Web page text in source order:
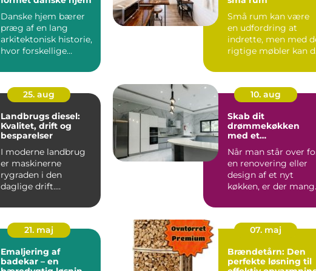
Danske hjem bærer
præg af en lang
arkitektonisk historie,
hvor forskellige
Små rum kan være
en udfordring at
indrette, men med
rigtige møbler kan
25. aug
Landbrugs diesel:
Kvalitet, drift og
besparelser
I moderne landbrug
er maskinerne
rygraden i den
daglige drift.
mejetærskere og
l&ae...
10. aug
Skab dit
drømmekøkken
med et
Når man står over
en renovering eller
design af et nyt
køkken, er der
21. maj
Emaljering af
badekar – en
07. maj
Brændetårn: Den
perfekte løsning til